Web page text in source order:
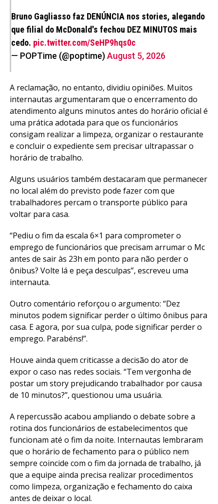
Bruno Gagliasso faz DENÚNCIA nos stories, alegando
que filial do McDonald's fechou DEZ MINUTOS mais
cedo. pic.twitter.com/SeHP9hqs0c
— POPTime (@poptime)August 5, 2026
A reclamação, no entanto, dividiu opiniões. Muitos
internautas argumentaram que o encerramento do
atendimento alguns minutos antes do horário oficial é
uma prática adotada para que os funcionários
consigam realizar a limpeza, organizar o restaurante
e concluir o expediente sem precisar ultrapassar o
horário de trabalho.
Alguns usuários também destacaram que permanecer
no local além do previsto pode fazer com que
trabalhadores percam o transporte público para
voltar para casa.
“Pediu o fim da escala 6×1 para comprometer o
emprego de funcionários que precisam arrumar o Mc
antes de sair às 23h em ponto para não perder o
ônibus? Volte lá e peça desculpas”, escreveu uma
internauta.
Outro comentário reforçou o argumento: “Dez
minutos podem significar perder o último ônibus para
casa. E agora, por sua culpa, pode significar perder o
emprego. Parabéns!”.
Houve ainda quem criticasse a decisão do ator de
expor o caso nas redes sociais. “Tem vergonha de
postar um story prejudicando trabalhador por causa
de 10 minutos?”, questionou uma usuária.
A repercussão acabou ampliando o debate sobre a
rotina dos funcionários de estabelecimentos que
funcionam até o fim da noite. Internautas lembraram
que o horário de fechamento para o público nem
sempre coincide com o fim da jornada de trabalho, já
que a equipe ainda precisa realizar procedimentos
como limpeza, organização e fechamento do caixa
antes de deixar o local.